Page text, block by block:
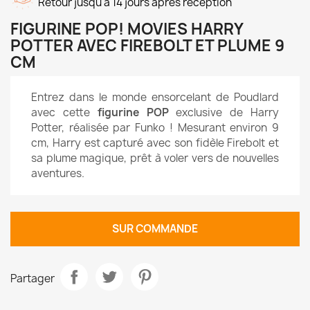
FIGURINE POP! MOVIES HARRY
POTTER AVEC FIREBOLT ET PLUME 9
CM
Entrez dans le monde ensorcelant de Poudlard
avec cette figurine POPexclusive de Harry
Potter, réalisée par Funko ! Mesurant environ 9
cm, Harry est capturé avec son fidèle Firebolt et
sa plume magique, prêt à voler vers de nouvelles
aventures.
SUR COMMANDE
Partager